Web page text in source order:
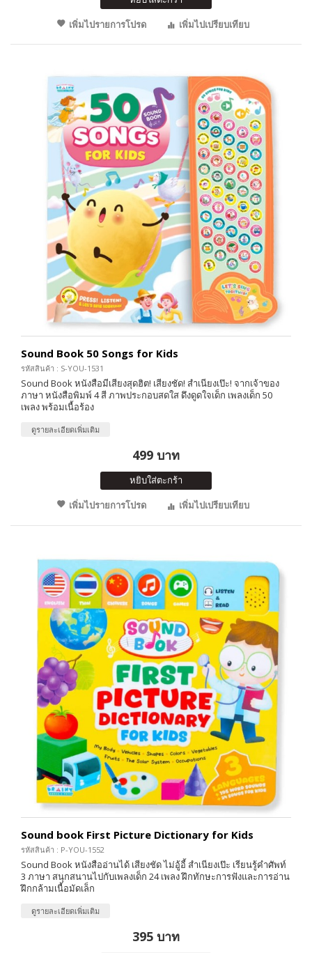
เพิ่มไปรายการโปรด
เพิ่มไปเปรียบเทียบ
Sound Book 50 Songs for Kids
รหัสสินค้า : S-YOU-1531
Sound Book หนังสือมีเสียงสุดฮิต! เสียงชัด! สำเนียงเป๊ะ! จากเจ้าของ
ภาษา หนังสือพิมพ์ 4 สี ภาพประกอบสดใส ดึงดูดใจเด็ก เพลงเด็ก 50
เพลง พร้อมเนื้อร้อง
ดูรายละเอียดเพิ่มเติม
499 บาท
หยิบใส่ตะกร้า
เพิ่มไปรายการโปรด
เพิ่มไปเปรียบเทียบ
Sound book First Picture Dictionary for Kids
รหัสสินค้า : P-YOU-1552
Sound Book หนังสืออ่านได้ เสียงชัด ไม่อู้อี้ สำเนียงเป๊ะ เรียนรู้คำศัพท์
3 ภาษา สนุกสนานไปกับเพลงเด็ก 24 เพลง ฝึกทักษะการฟังและการอ่าน
ฝึกกล้ามเนื้อมัดเล็ก
ดูรายละเอียดเพิ่มเติม
395 บาท